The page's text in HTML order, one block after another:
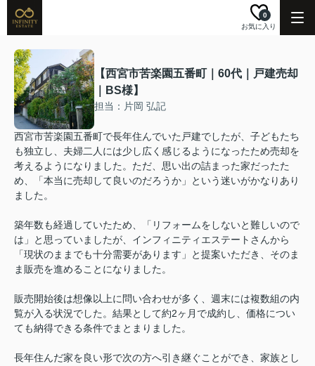
お気に入り
0
【西宮市苦楽園五番町｜60代｜戸建売却
｜BS様】
担当：片岡 弘記
西宮市苦楽園五番町で長年住んでいた戸建でしたが、子どもたち
も独立し、夫婦二人には少し広く感じるようになったため売却を
考えるようになりました。ただ、思い出の詰まった家だったた
め、「本当に売却して良いのだろうか」という迷いがかなりあり
ました。
築年数も経過していたため、「リフォームをしないと難しいので
は」と思っていましたが、インフィニティエステートさんから
「現状のままでも十分需要があります」と提案いただき、そのま
ま販売を進めることになりました。
販売開始後は想像以上に問い合わせが多く、週末には複数組の内
覧が入る状況でした。結果として約2ヶ月で成約し、価格につい
ても納得できる条件でまとまりました。
長年住んだ家を良い形で次の方へ引き継ぐことができ、家族とし